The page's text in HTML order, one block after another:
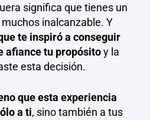
significa que tienes un
inalcanzable. Y
te inspiró a conseguir
afiance tu propósitoy la
esta decisión.
que esta experiencia
a ti, sino también a tus